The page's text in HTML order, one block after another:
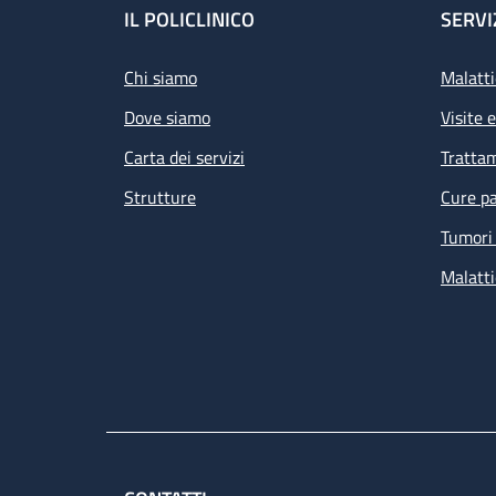
Footer
IL POLICLINICO
Chi siamo
Dove siamo
Carta dei servizi
Strutture
Visite
Cure